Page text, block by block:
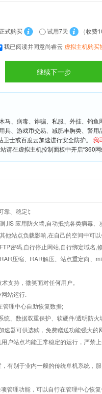
式购买 试用7天
（收费
我已阅读并同意尚睿云 虚拟主机购买
马、病毒、诈骗、私服、外挂、钓
具、游戏币交易、减肥丰胸类、警
卫士或百度云加速进行安全防护。 我
请在虚拟主机控制面板中开启“360
靠、稳定!;
,IIS 应用防火墙,自动抵抗各类病毒、
他站点负载影响,在自己的空间中可
密码,自行停止网站,自行绑定域名,
压缩、RAR解压、站点重定向、
支持，微笑面对任何用户。
站运行.
管理中心自助恢复数据;
统、数据双重保护、软硬件/透明防火
速器可供选购，免费赠送功能强大
户站点均能正常稳定的运行，严禁
有别于业内一般的传统单机系统，
管理功能，可以自行在管理中心恢